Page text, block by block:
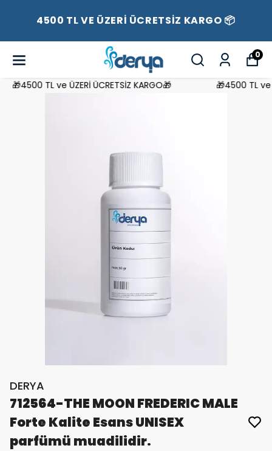
4500 TL VE ÜZERİ ÜCRETSİZ KARGO 📦
0
🎁4500 TL ve ÜZERİ ÜCRETSİZ KARGO🎁 🎁4500 TL ve
DERYA
712564-THE MOON FREDERIC MALE
Forte Kalite Esans UNISEX
parfümü muadilidir.